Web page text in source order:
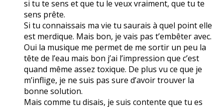
si tu te sens et que tu le veux vraiment, que tu te
sens prête.
Si tu connaissais ma vie tu saurais à quel point elle
est merdique. Mais bon, je vais pas t’embêter avec.
Oui la musique me permet de me sortir un peu la
tête de l’eau mais bon j’ai l’impression que c’est
quand même assez toxique. De plus vu ce que je
m’inflige, je ne suis pas sure d’avoir trouver la
bonne solution.
Mais comme tu disais, je suis contente que tu es